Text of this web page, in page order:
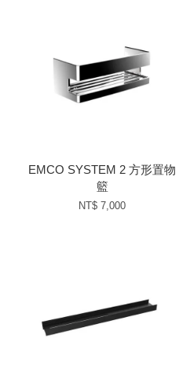
EMCO SYSTEM 2 方形置物
籃
NT$ 7,000